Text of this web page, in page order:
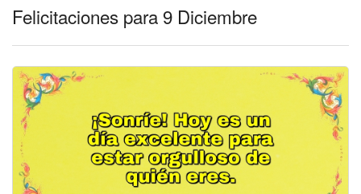
Felicitaciones para 9 Diciembre